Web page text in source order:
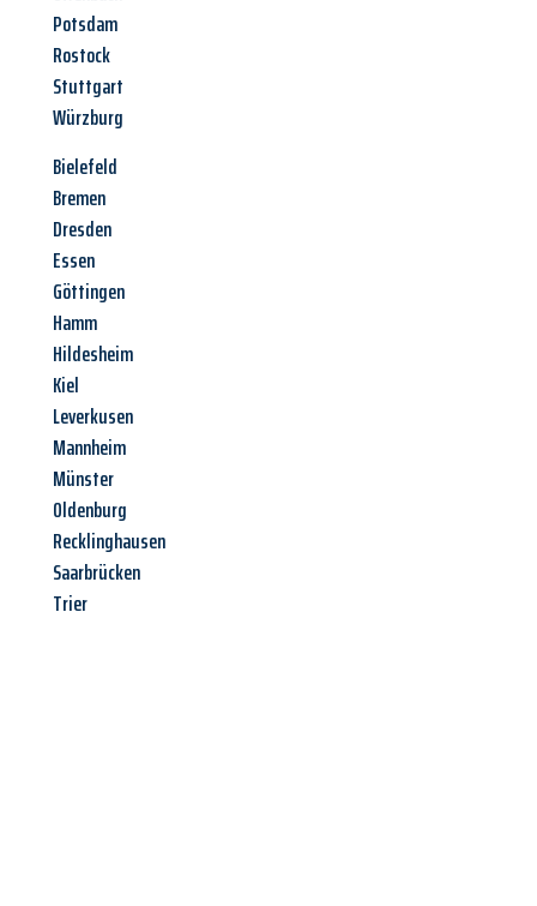
Potsdam
Rostock
Stuttgart
Würzburg
Bielefeld
Bremen
Dresden
Essen
Göttingen
Hamm
Hildesheim
Kiel
Leverkusen
Mannheim
Münster
Oldenburg
Recklinghausen
Saarbrücken
Trier